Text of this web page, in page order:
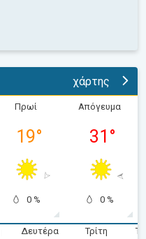
χάρτης
Πρωί
19°
0 %
Απόγευμα
31 °
0 %
Δευτέρα
Τρίτη